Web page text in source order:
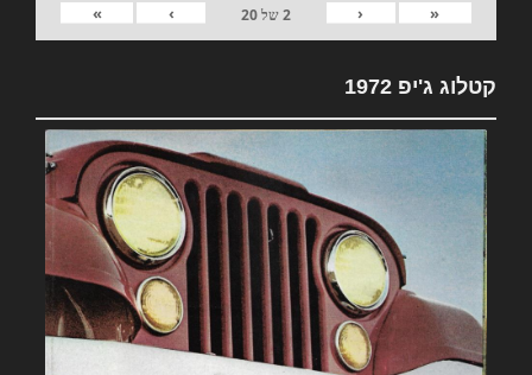
«
‹
2של20
›
»
קטלוג ג'יפ 1972